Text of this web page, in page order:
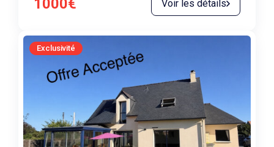
1000€ Voir les détails
Exclusivité